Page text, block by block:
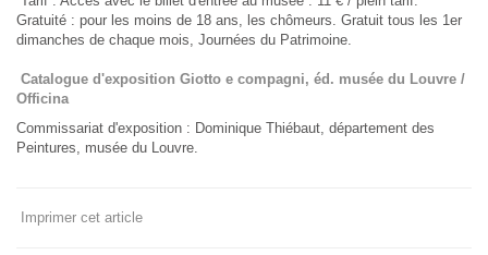
Gratuité : pour les moins de 18 ans, les chômeurs. Gratuit tous les 1er
dimanches de chaque mois, Journées du Patrimoine.
Catalogue d'exposition Giotto e compagni, éd. musée du Louvre /
Officina
Commissariat d'exposition : Dominique Thiébaut, département des
Peintures, musée du Louvre.
Imprimer cet article